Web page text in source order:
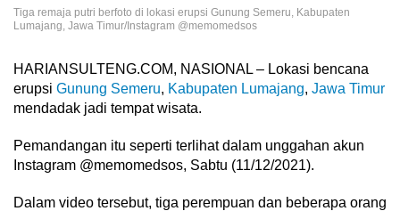
Tiga remaja putri berfoto di lokasi erupsi Gunung Semeru, Kabupaten
Lumajang, Jawa Timur/Instagram @memomedsos
HARIANSULTENG.COM, NASIONAL – Lokasi bencana
erupsi Gunung Semeru, Kabupaten Lumajang, Jawa Timur
mendadak jadi tempat wisata.
Pemandangan itu seperti terlihat dalam unggahan akun
Instagram @memomedsos, Sabtu (11/12/2021).
Dalam video tersebut, tiga perempuan dan beberapa orang